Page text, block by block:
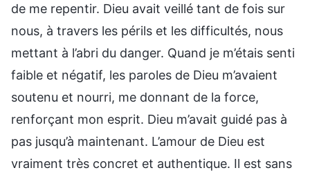
de me repentir. Dieu avait veillé tant de fois sur
nous, à travers les périls et les difficultés, nous
mettant à l’abri du danger. Quand je m’étais senti
faible et négatif, les paroles de Dieu m’avaient
soutenu et nourri, me donnant de la force,
renforçant mon esprit. Dieu m’avait guidé pas à
pas jusqu’à maintenant. L’amour de Dieu est
vraiment très concret et authentique. Il est sans